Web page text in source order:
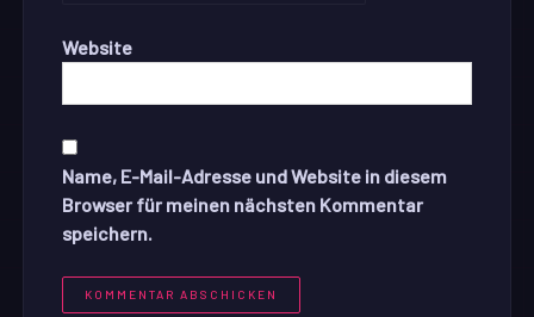
Website
Name, E-Mail-Adresse und Website in diesem
Browser für meinen nächsten Kommentar
speichern.